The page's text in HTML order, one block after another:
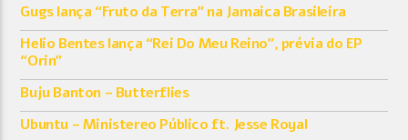
Gugs lança “Fruto da Terra” na Jamaica Brasileira
Helio Bentes lança “Rei Do Meu Reino”, prévia do EP
“Orin”
Buju Banton – Butterflies
Ubuntu – Ministereo Público ft. Jesse Royal